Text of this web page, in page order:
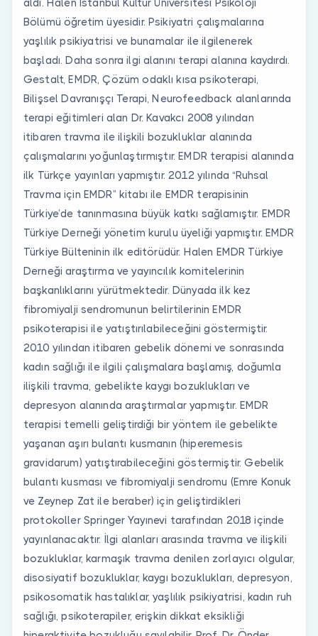
Bölümü öğretim üyesidir. Psikiyatri çalışmalarına
yaşlılık psikiyatrisi ve bunamalar ile ilgilenerek
başladı. Daha sonra ilgi alanını terapi alanına kaydırdı.
Gestalt, EMDR, Çözüm odaklı kısa psikoterapi,
Bilişsel Davranışçı Terapi, Neurofeedback alanlarında
terapi eğitimleri alan Dr. Kavakcı 2008 yılından
itibaren travma ile ilişkili bozukluklar alanında
çalışmalarını yoğunlaştırmıştır. EMDR terapisi alanında
ilk Türkçe yayınları yapmıştır. 2012 yılında “Ruhsal
Travma için EMDR” kitabı ile EMDR terapisinin
Türkiye’de tanınmasına büyük katkı sağlamıştır. EMDR
Türkiye Derneği yönetim kurulu üyeliği yapmıştır. EMDR
Türkiye Bülteninin ilk editörüdür. Halen EMDR Türkiye
Derneği araştırma ve yayıncılık komitelerinin
başkanlıklarını yürütmektedir. Dünyada ilk kez
fibromiyalji sendromunun belirtilerinin EMDR
psikoterapisi ile yatıştırılabileceğini göstermiştir.
2010 yılından itibaren gebelik dönemi ve sonrasında
kadın sağlığı ile ilgili çalışmalara başlamış, doğumla
ilişkili travma, gebelikte kaygı bozuklukları ve
depresyon alanında araştırmalar yapmıştır. EMDR
terapisi temelli geliştirdiği bir yöntem ile gebelikte
yaşanan aşırı bulantı kusmanın (hiperemesis
gravidarum) yatıştırabileceğini göstermiştir. Gebelik
bulantı kusması ve fibromiyalji sendromu (Emre Konuk
ve Zeynep Zat ile beraber) için geliştirdikleri
protokoller Springer Yayınevi tarafından 2018 içinde
yayınlanacaktır. İlgi alanları arasında travma ve ilişkili
bozukluklar, karmaşık travma denilen zorlayıcı olgular,
disosiyatif bozukluklar, kaygı bozuklukları, depresyon,
psikosomatik hastalıklar, yaşlılık psikiyatrisi, kadın ruh
sağlığı, psikoterapiler, erişkin dikkat eksikliği